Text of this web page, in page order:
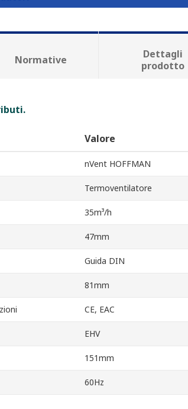
Normative
Dettagli
prodotto
Valore
nVent HOFFMAN
Termoventilatore
35m³/h
47mm
Guida DIN
81mm
CE, EAC
EHV
151mm
60Hz